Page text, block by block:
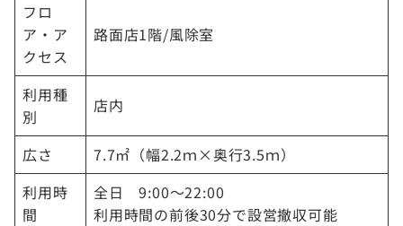
フロ
ア・ア
クセス
路面店1階/風除室
利用種
別
店内
広さ
7.7㎡（幅2.2ｍ×奥行3.5ｍ）
利用時
間
全日 9:00～22:00
利用時間の前後30分で設営撤収可能